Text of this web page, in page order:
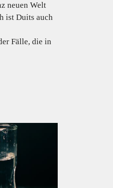
neuen Welt
ist Duits auch
Fälle, die in